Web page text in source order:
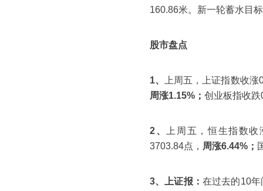
160.86米。新一轮蓄水目
股市盘点
1、
上周五，上证指数收
周涨1.15%； 创业板指收
2、
上周五，恒生指数
3703.84点， 周涨6.44%；
3、上证报： 在过去的10